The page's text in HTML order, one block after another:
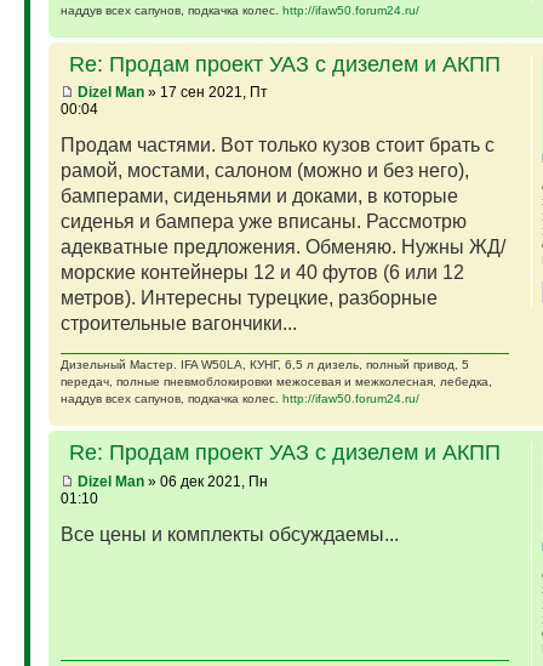
наддув всех сапунов, подкачка колес. http://ifaw50.forum24.ru/
Re: Продам проект УАЗ с дизелем и АКПП
Dizel Man» 17 сен 2021, Пт
00:04
Продам частями. Вот только кузов стоит брать с
рамой, мостами, салоном (можно и без него),
бамперами, сиденьями и доками, в которые
сиденья и бампера уже вписаны. Рассмотрю
адекватные предложения. Обменяю. Нужны ЖД/
морские контейнеры 12 и 40 футов (6 или 12
метров). Интересны турецкие, разборные
строительные вагончики...
Дизельный Мастер. IFA W50LA, КУНГ, 6,5 л дизель, полный привод, 5
передач, полные пневмоблокировки межосевая и межколесная, лебедка,
наддув всех сапунов, подкачка колес. http://ifaw50.forum24.ru/
Re: Продам проект УАЗ с дизелем и АКПП
Dizel Man» 06 дек 2021, Пн
01:10
Все цены и комплекты обсуждаемы...